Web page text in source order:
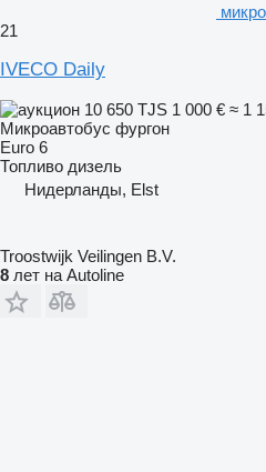
21
IVECO Daily
10 650 TJS 1 000 € ≈ 1
Микроавтобус фургон
Euro 6
Топливо дизель
Нидерланды, Elst
Troostwijk Veilingen B.V.
8 лет на Autoline